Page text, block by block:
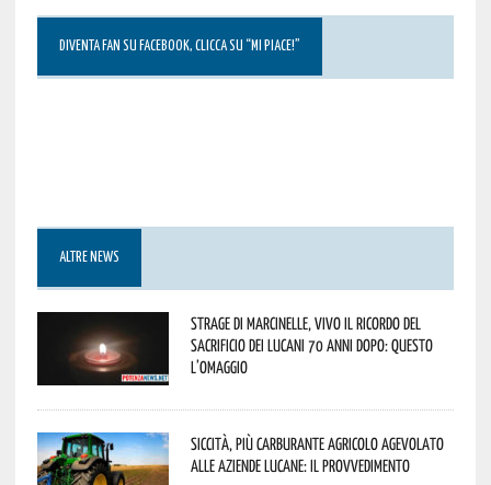
DIVENTA FAN SU FACEBOOK, CLICCA SU “MI PIACE!”
ALTRE NEWS
Strage di Marcinelle, vivo il ricordo del
sacrificio dei lucani 70 anni dopo: questo
l’omaggio
Siccità, più carburante agricolo agevolato
alle aziende lucane: il provvedimento